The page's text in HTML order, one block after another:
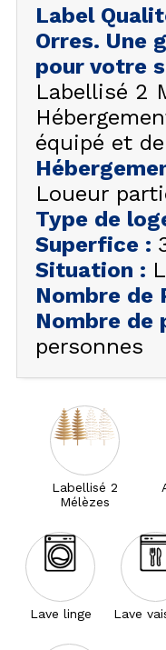
+33
Label
Orres. Une
pour votre
Labellisé 2
équipé et
Loueur
Type de
Superfice :
Situation :
Nombre de
Nombre de
personnes
Labellisé 2
Mélèzes
Lave linge Lave